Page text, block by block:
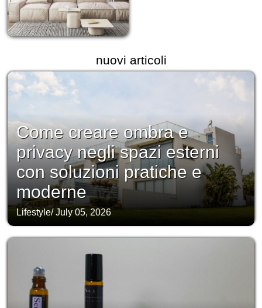
nuovi articoli
Come creare ombra e
privacy negli spazi esterni
con soluzioni pratiche e
moderne
Lifestyle/July 05, 2026